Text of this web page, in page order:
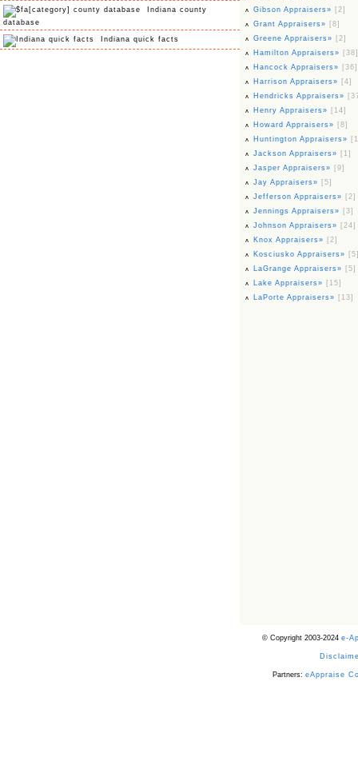
Indiana county
database
Indiana quick facts
Gibson Appraisers» [2]
Grant Appraisers» [8]
Greene Appraisers» [2]
Hamilton Appraisers» [38]
Hancock Appraisers» [36]
Harrison Appraisers» [4]
Hendricks Appraisers»
Henry Appraisers» [14]
Howard Appraisers» [8]
Huntington Appraisers»
Jackson Appraisers» [1]
Jasper Appraisers» [9]
Jay Appraisers» [5]
Jefferson Appraisers» [2]
Jennings Appraisers» [3]
Johnson Appraisers» [24]
Knox Appraisers» [2]
Kosciusko Appraisers»
LaGrange Appraisers» [5]
Lake Appraisers» [15]
LaPorte Appraisers» [13]
© Copyright 2003-2024 e-
Partners: eAppraise